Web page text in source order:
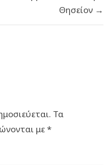
Θησείον →
Τα
με*